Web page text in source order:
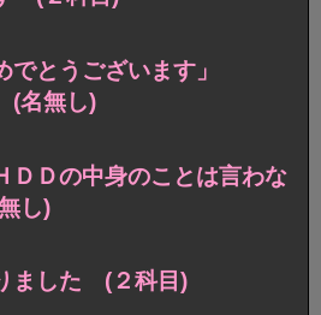
とうございます」
(名無し)
ＤＤの中身のことは言わな
し)
ました (２科目)